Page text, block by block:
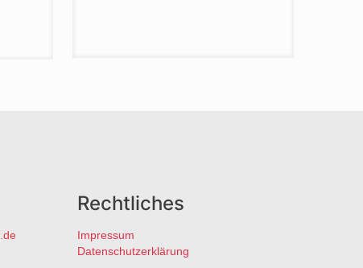
Rechtliches
Impressum
Datenschutzerklärung